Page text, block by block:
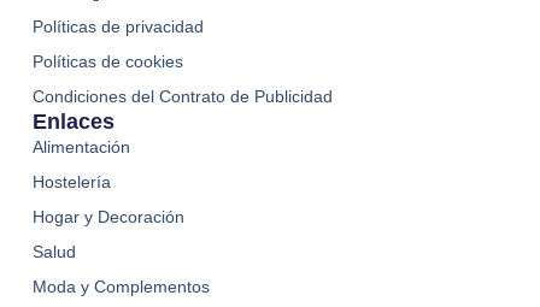
Enlaces
Alimentación
Hostelería
Hogar y Decoración
Salud
Moda y Complementos
Políticas de privacidad
Políticas de cookies
Condiciones del Contrato de Publicidad